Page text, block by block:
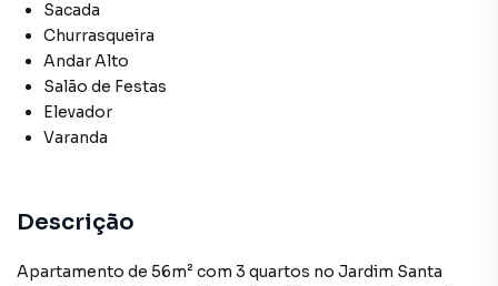
Sacada
Churrasqueira
Andar Alto
Salão de Festas
Elevador
Varanda
Descrição
Apartamento de 56m² com 3 quartos no Jardim Santa